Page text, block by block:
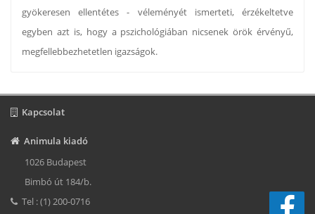
gyökeresen ellentétes - véleményét ismerteti, érzékeltetve
egyben azt is, hogy a pszichológiában nicsenek örök érvényű,
megfellebbezhetetlen igazságok.
Kapcsolat
Animula kiadó
1026 Budapest
Bimbó út 184/b.
Tel : (1) 200-0716